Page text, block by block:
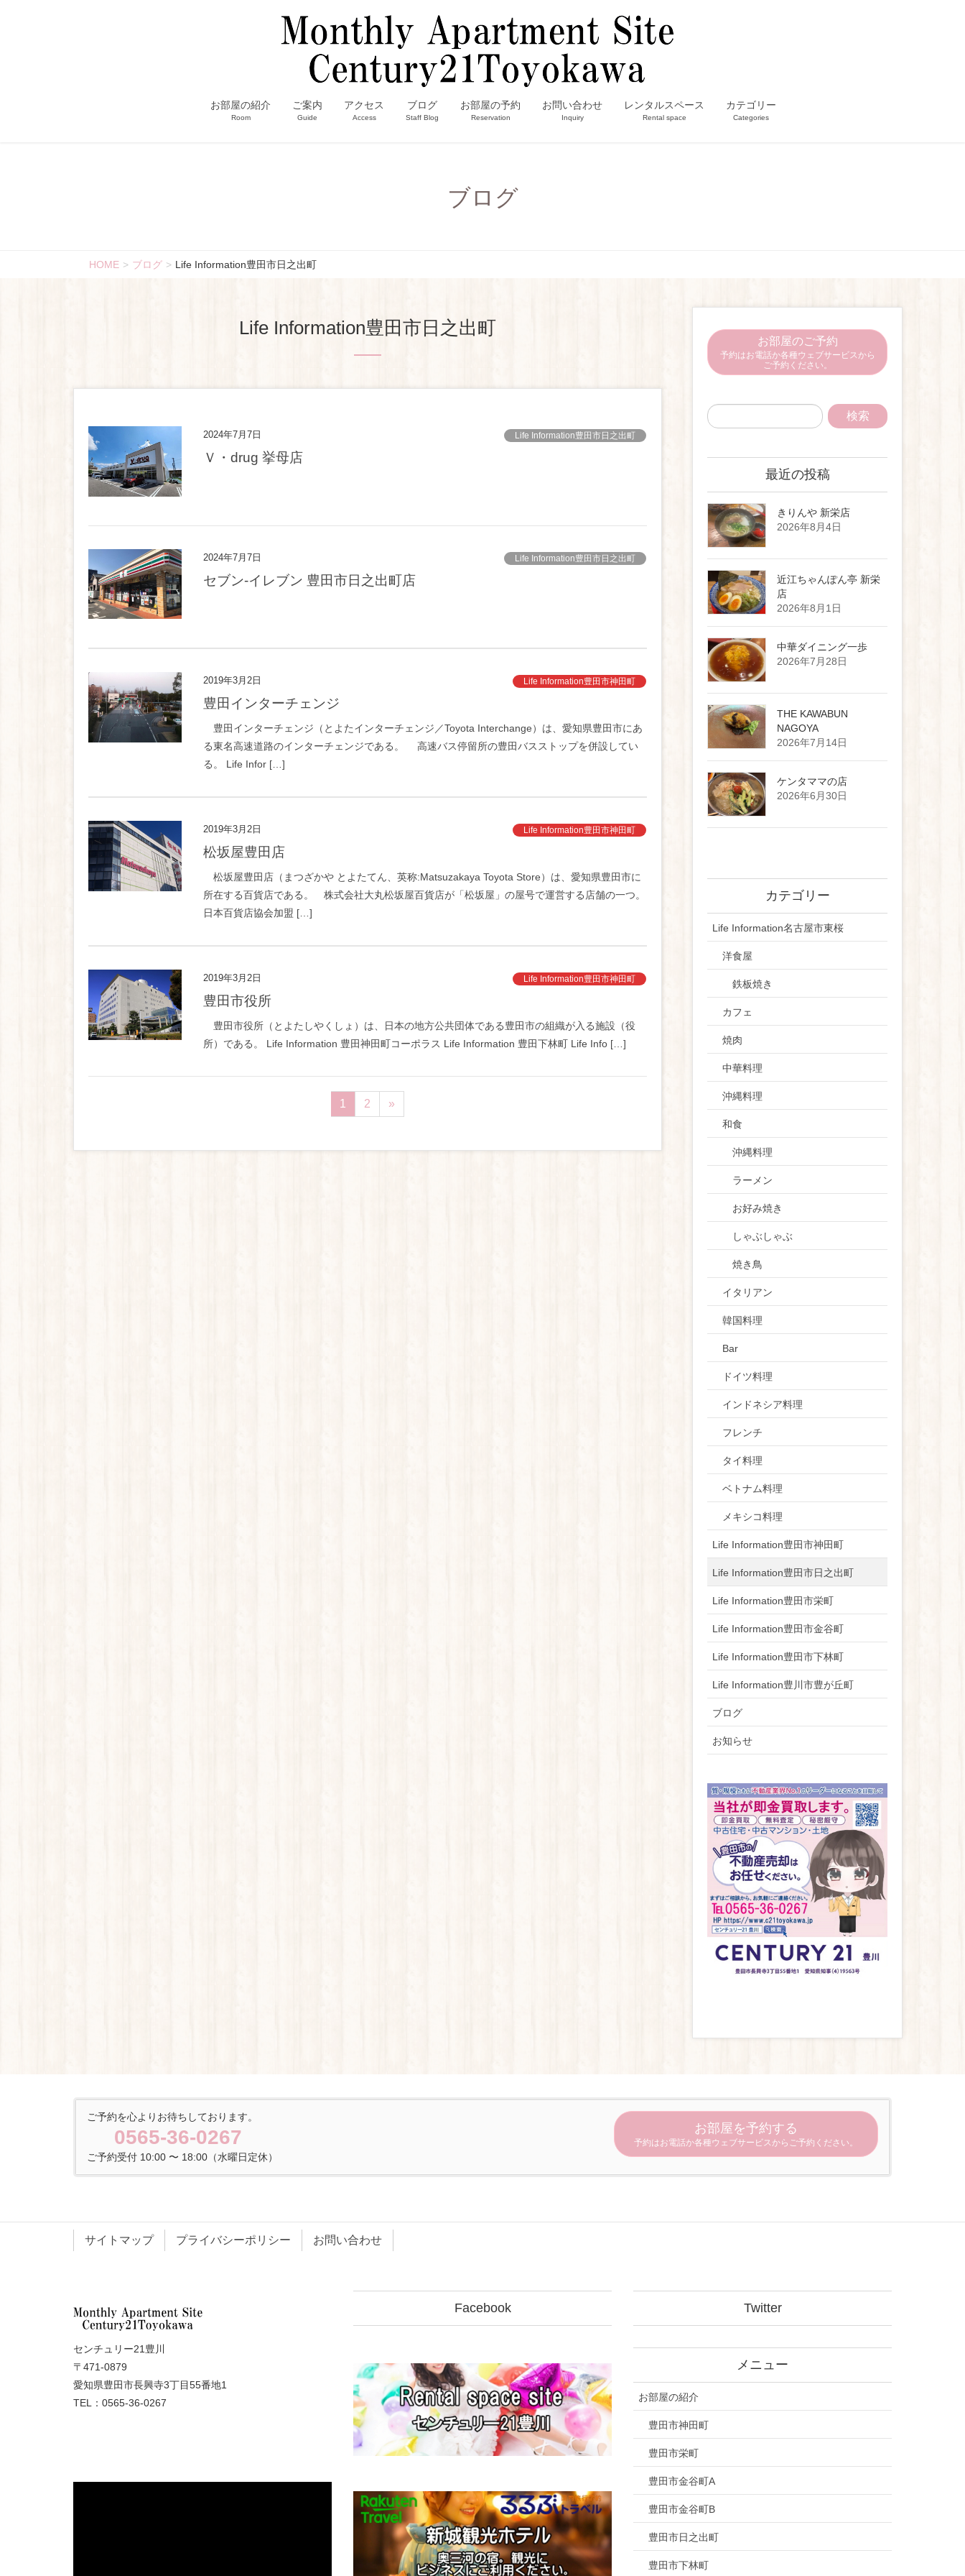
お部屋の紹介
Room
ご案内
Guide
アクセス
Access
ブログ
Staff Blog
お部屋の予約
Reservation
お問い合わせ
Inquiry
レンタルスペース
Rental space
カテゴリー
Categories
ブログ
HOME ブログ Life Information豊田市日之出町
Life Information豊田市日之出町
2024年7月7日 Life Information豊田市日之出町
Ｖ・drug 挙母店
2024年7月7日 Life Information豊田市日之出町
セブン-イレブン 豊田市日之出町店
2019年3月2日 Life Information豊田市神田町
豊田インターチェンジ
豊田インターチェンジ（とよたインターチェンジ／Toyota Interchange）は、愛知県豊田市にあ
る東名高速道路のインターチェンジである。 高速バス停留所の豊田バスストップを併設してい
る。 Life Infor […]
2019年3月2日 Life Information豊田市神田町
松坂屋豊田店
松坂屋豊田店（まつざかや とよたてん、英称:Matsuzakaya Toyota Store）は、愛知県豊田市に
所在する百貨店である。 株式会社大丸松坂屋百貨店が「松坂屋」の屋号で運営する店舗の一つ。
日本百貨店協会加盟 […]
2019年3月2日 Life Information豊田市神田町
豊田市役所
豊田市役所（とよたしやくしょ）は、日本の地方公共団体である豊田市の組織が入る施設（役
所）である。 Life Information 豊田神田町コーポラス Life Information 豊田下林町 Life Info […]
1 2 »
お部屋のご予約
予約はお電話か各種ウェブサービスから
ご予約ください。
最近の投稿
きりんや 新栄店
2026年8月4日
近江ちゃんぽん亭 新栄
店
2026年8月1日
中華ダイニング一歩
2026年7月28日
THE KAWABUN
NAGOYA
2026年7月14日
ケンタママの店
2026年6月30日
カテゴリー
Life Information名古屋市東桜
洋食屋
鉄板焼き
カフェ
焼肉
中華料理
沖縄料理
和食
沖縄料理
ラーメン
お好み焼き
しゃぶしゃぶ
焼き鳥
イタリアン
韓国料理
Bar
ドイツ料理
インドネシア料理
フレンチ
タイ料理
ベトナム料理
メキシコ料理
Life Information豊田市神田町
Life Information豊田市日之出町
Life Information豊田市栄町
Life Information豊田市金谷町
Life Information豊田市下林町
Life Information豊川市豊が丘町
ブログ
お知らせ
ご予約を心よりお待ちしております。
0565-36-0267
ご予約受付 10:00 〜 18:00（水曜日定休）
お部屋を予約する
予約はお電話か各種ウェブサービスからご予約ください。
サイトマップ プライバシーポリシー お問い合わせ
センチュリー21豊川
〒471-0879
愛知県豊田市長興寺3丁目55番地1
TEL：0565-36-0267
Facebook Twitter
メニュー
お部屋の紹介
豊田市神田町
豊田市栄町
豊田市金谷町A
豊田市金谷町B
豊田市日之出町
豊田市下林町